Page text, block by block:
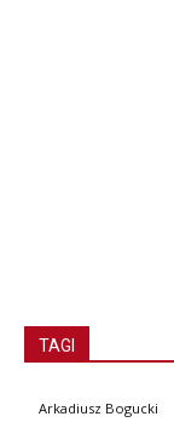
TAGI
Arkadiusz Bogucki